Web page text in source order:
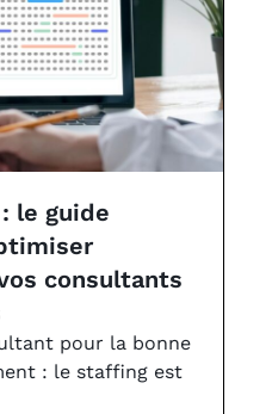
le guide
consultants
pour la bonne
: le staffing est